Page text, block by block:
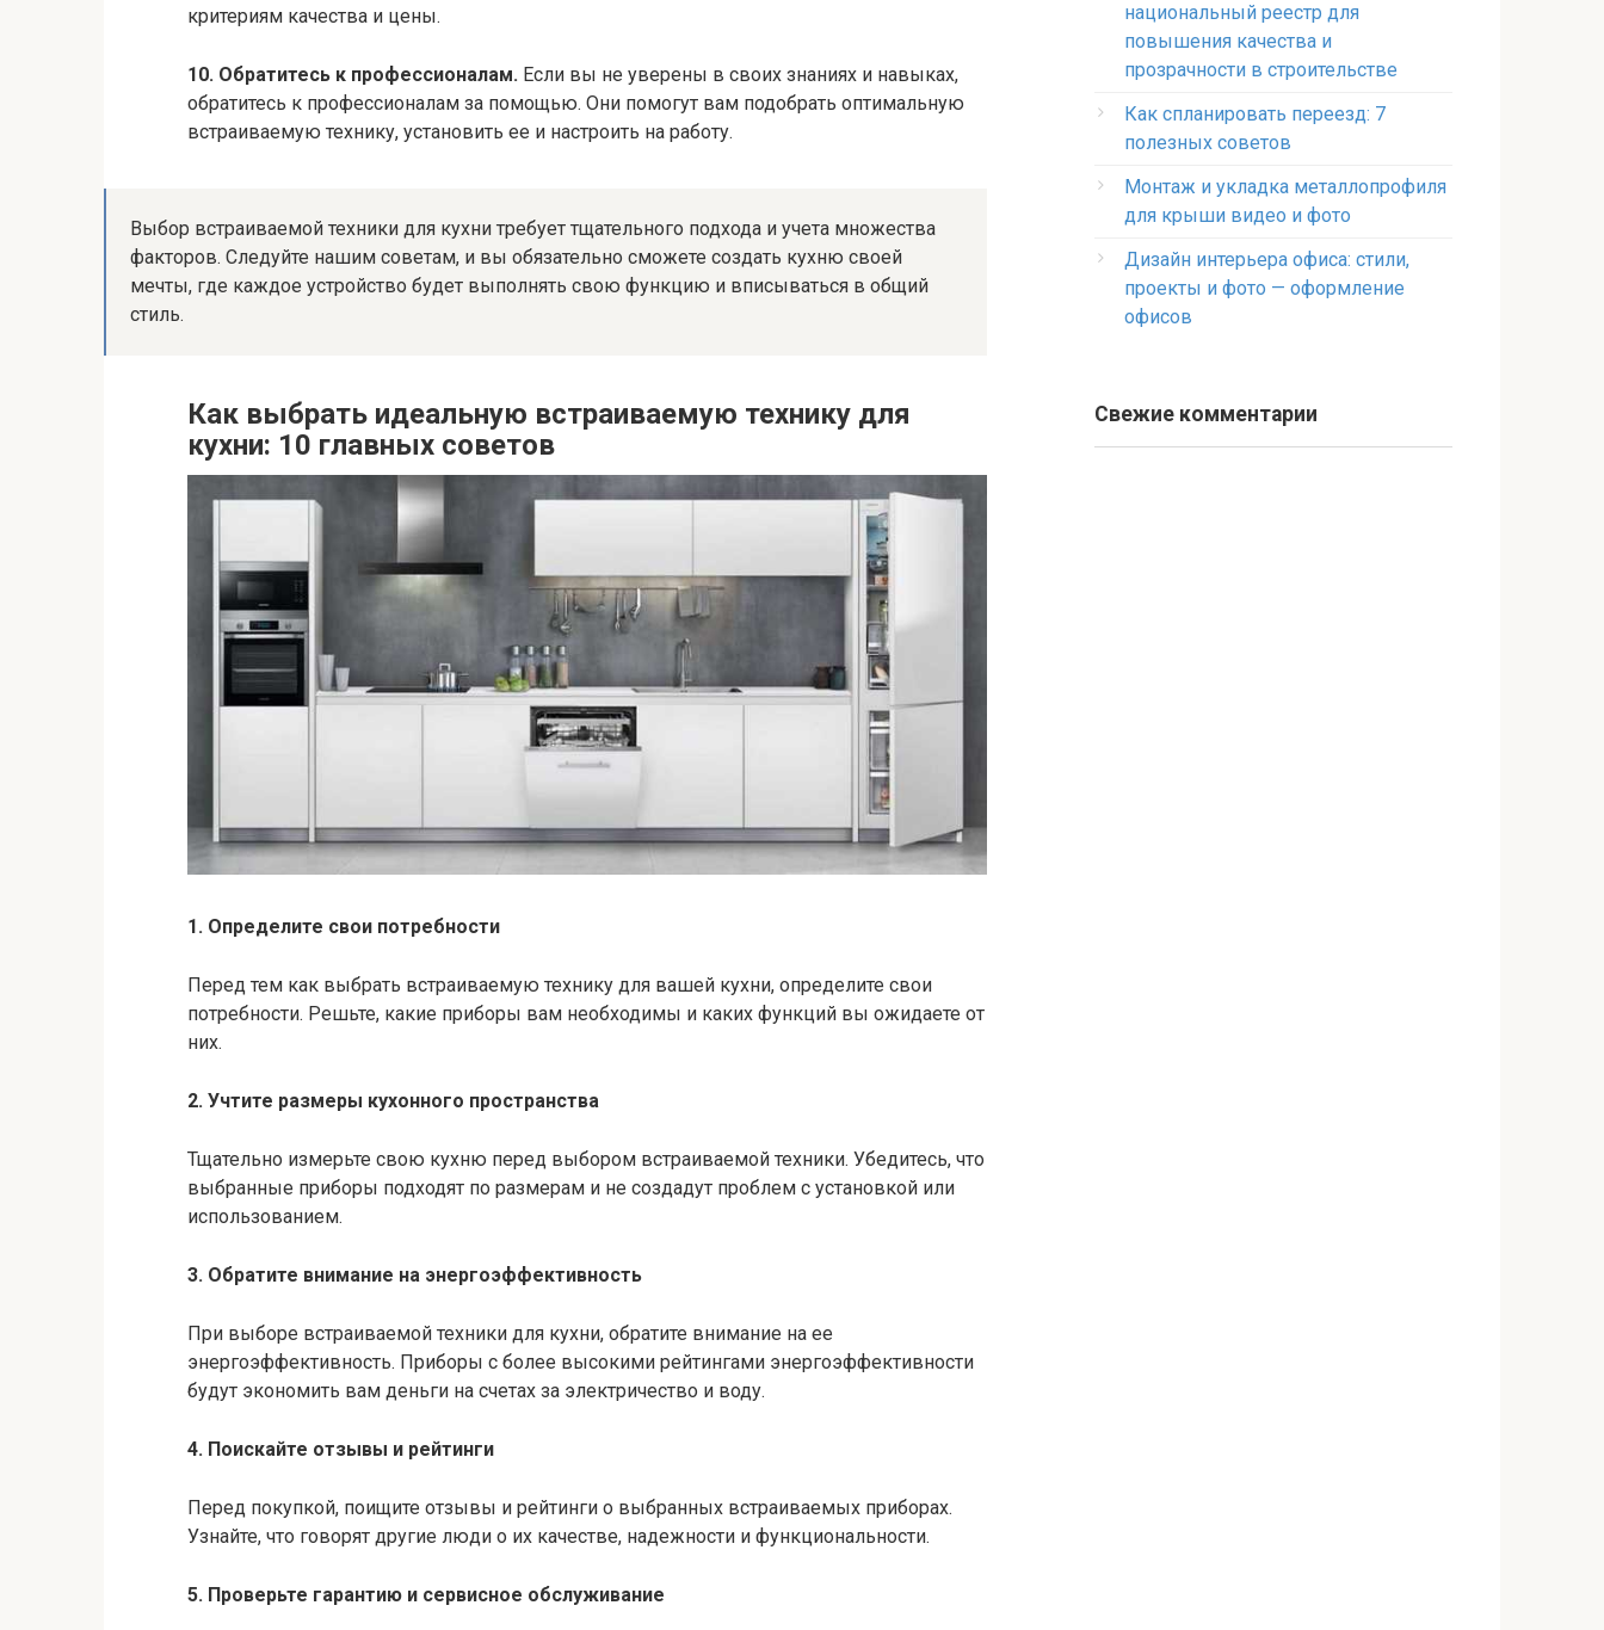
критериям качества и цены.
10. Обратитесь к профессионалам. Если вы не уверены в своих знаниях и навыках,
обратитесь к профессионалам за помощью. Они помогут вам подобрать оптимальную
встраиваемую технику, установить ее и настроить на работу.
Выбор встраиваемой техники для кухни требует тщательного подхода и учета множества
факторов. Следуйте нашим советам, и вы обязательно сможете создать кухню своей
мечты, где каждое устройство будет выполнять свою функцию и вписываться в общий
стиль.
Как выбрать идеальную встраиваемую технику для
кухни: 10 главных советов
1. Определите свои потребности
Перед тем как выбрать встраиваемую технику для вашей кухни, определите свои
потребности. Решьте, какие приборы вам необходимы и каких функций вы ожидаете от
них.
2. Учтите размеры кухонного пространства
Тщательно измерьте свою кухню перед выбором встраиваемой техники. Убедитесь, что
выбранные приборы подходят по размерам и не создадут проблем с установкой или
использованием.
3. Обратите внимание на энергоэффективность
При выборе встраиваемой техники для кухни, обратите внимание на ее
энергоэффективность. Приборы с более высокими рейтингами энергоэффективности
будут экономить вам деньги на счетах за электричество и воду.
4. Поискайте отзывы и рейтинги
Перед покупкой, поищите отзывы и рейтинги о выбранных встраиваемых приборах.
Узнайте, что говорят другие люди о их качестве, надежности и функциональности.
5. Проверьте гарантию и сервисное обслуживание
национальный реестр для
повышения качества и
прозрачности в строительстве
Как спланировать переезд: 7
полезных советов
Монтаж и укладка металлопрофиля
для крыши видео и фото
Дизайн интерьера офиса: стили,
проекты и фото — оформление
офисов
Свежие комментарии